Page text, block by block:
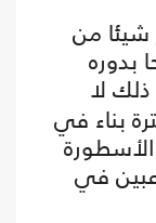
شيئا من
بدوره
لا
بناء في
في